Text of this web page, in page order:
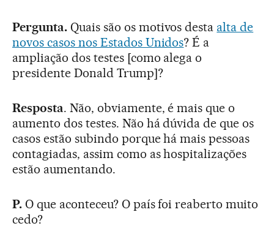
Pergunta.Quais são os motivos desta alta de
novos casos nos Estados Unidos? É a
ampliação dos testes [como alega o
presidente Donald Trump]?
Resposta. Não, obviamente, é mais que o
aumento dos testes. Não há dúvida de que os
casos estão subindo porque há mais pessoas
contagiadas, assim como as hospitalizações
estão aumentando.
P.O que aconteceu? O país foi reaberto muito
cedo?